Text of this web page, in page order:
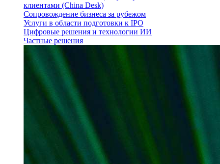
клиентами (China Desk)
Сопровождение бизнеса за рубежом
Услуги в области подготовки к IPO
Цифровые решения и технологии ИИ
Частные решения